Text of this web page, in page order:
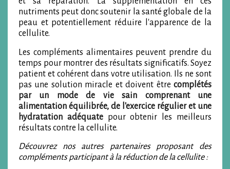
nutriments peut donc soutenir la santé globale de la
peau et potentiellement réduire l'apparence de la
cellulite.
Les compléments alimentaires peuvent prendre du
temps pour montrer des résultats significatifs. Soyez
patient et cohérent dans votre utilisation. Ils ne sont
pas une solution miracle et doivent être complétés
par un mode de vie sain comprenant une
alimentation équilibrée, de l'exercice régulier et une
hydratation adéquatepour obtenir les meilleurs
résultats contre la cellulite.
Découvrez nos autres partenaires proposant des
compléments participant à la réduction de la cellulite :